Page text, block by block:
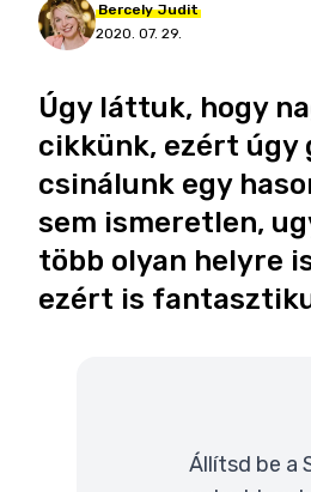
Bercely Judit
2020. 07. 29.
Úgy láttuk, hogy
cikkünk, ezért úgy
csinálunk egy
sem ismeretlen,
több olyan helyre
ezért is
Állítsd be a